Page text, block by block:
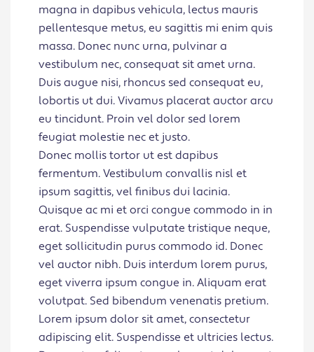
magna in dapibus vehicula, lectus mauris
pellentesque metus, eu sagittis mi enim quis
massa. Donec nunc urna, pulvinar a
vestibulum nec, consequat sit amet urna.
Duis augue nisi, rhoncus sed consequat eu,
lobortis ut dui. Vivamus placerat auctor arcu
eu tincidunt. Proin vel dolor sed lorem
feugiat molestie nec et justo.
Donec mollis tortor ut est dapibus
fermentum. Vestibulum convallis nisl et
ipsum sagittis, vel finibus dui lacinia.
Quisque ac mi et orci congue commodo in in
erat. Suspendisse vulputate tristique neque,
eget sollicitudin purus commodo id. Donec
vel auctor nibh. Duis interdum lorem purus,
eget viverra ipsum congue in. Aliquam erat
volutpat. Sed bibendum venenatis pretium.
Lorem ipsum dolor sit amet, consectetur
adipiscing elit. Suspendisse et ultricies lectus.